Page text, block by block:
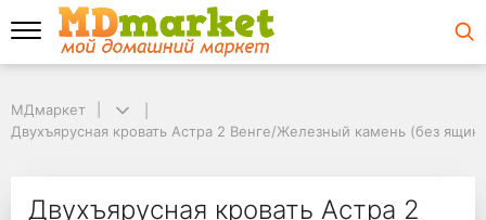
Двухъярусная кровать Астра 2 Венге/Железный камень (без ящика)
Двухъярусная
МДмаркет
Двухъярусная кровать Астра 2 Венге/Железный камень (без
Двухъярусная кровать Астра 2